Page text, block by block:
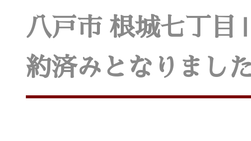
八戸市 根城七丁
約済みとなりまし